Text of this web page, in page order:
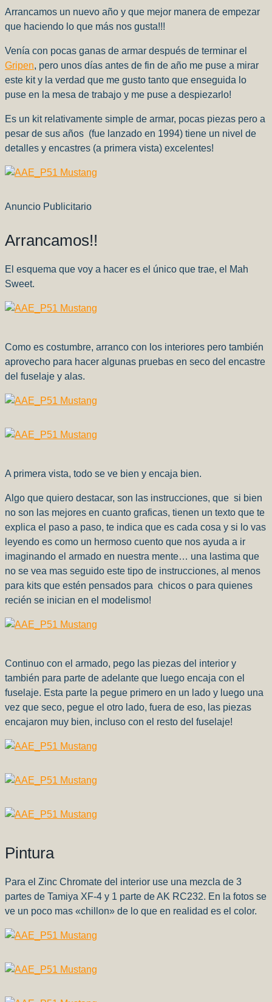
Arrancamos un nuevo año y que mejor manera de empezar
que haciendo lo que más nos gusta!!!
Venía con pocas ganas de armar después de terminar el
Gripen, pero unos días antes de fin de año me puse a mirar
este kit y la verdad que me gusto tanto que enseguida lo
puse en la mesa de trabajo y me puse a despiezarlo!
Es un kit relativamente simple de armar, pocas piezas pero a
pesar de sus años (fue lanzado en 1994) tiene un nivel de
detalles y encastres (a primera vista) excelentes!
Anuncio Publicitario
Arrancamos!!
El esquema que voy a hacer es el único que trae, el Mah
Sweet.
Como es costumbre, arranco con los interiores pero también
aprovecho para hacer algunas pruebas en seco del encastre
del fuselaje y alas.
A primera vista, todo se ve bien y encaja bien.
Algo que quiero destacar, son las instrucciones, que si bien
no son las mejores en cuanto graficas, tienen un texto que te
explica el paso a paso, te indica que es cada cosa y si lo vas
leyendo es como un hermoso cuento que nos ayuda a ir
imaginando el armado en nuestra mente… una lastima que
no se vea mas seguido este tipo de instrucciones, al menos
para kits que estén pensados para chicos o para quienes
recién se inician en el modelismo!
Continuo con el armado, pego las piezas del interior y
también para parte de adelante que luego encaja con el
fuselaje. Esta parte la pegue primero en un lado y luego una
vez que seco, pegue el otro lado, fuera de eso, las piezas
encajaron muy bien, incluso con el resto del fuselaje!
Pintura
Para el Zinc Chromate del interior use una mezcla de 3
partes de Tamiya XF-4 y 1 parte de AK RC232. En la fotos se
ve un poco mas «chillon» de lo que en realidad es el color.